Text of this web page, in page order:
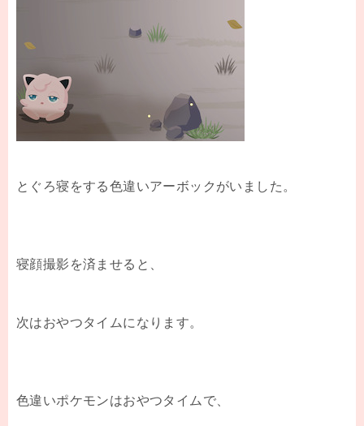
とぐろ寝をする色違いアーボックがいました。
寝顔撮影を済ませると、
次はおやつタイムになります。
色違いポケモンはおやつタイムで、